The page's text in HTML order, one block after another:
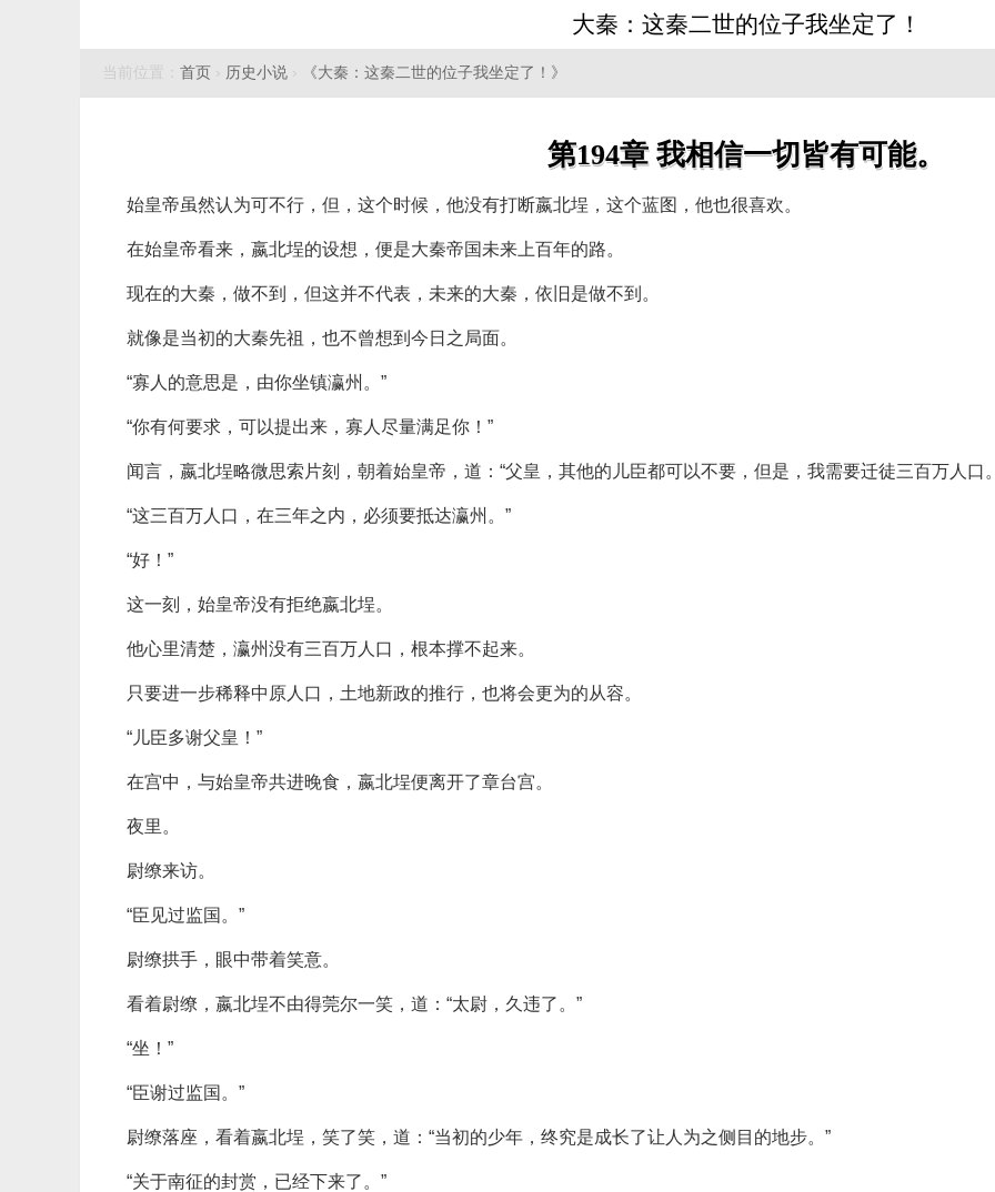
大秦：这秦二世的位子我坐定了！
当前位置： 首页 › 历史小说 › 《大秦：这秦二世的位子我坐定了！》
第194章 我相信一切皆有可能。
始皇帝虽然认为可不行，但，这个时候，他没有打断嬴北埕，这个蓝图，他也很喜欢。
在始皇帝看来，嬴北埕的设想，便是大秦帝国未来上百年的路。
现在的大秦，做不到，但这并不代表，未来的大秦，依旧是做不到。
就像是当初的大秦先祖，也不曾想到今日之局面。
“寡人的意思是，由你坐镇瀛州。”
“你有何要求，可以提出来，寡人尽量满足你！”
闻言，嬴北埕略微思索片刻，朝着始皇帝，道：“父皇，其他的儿臣都可以不要，但是，我需要迁徒三百万人口
“这三百万人口，在三年之内，必须要抵达瀛州。”
“好！”
这一刻，始皇帝没有拒绝嬴北埕。
他心里清楚，瀛州没有三百万人口，根本撑不起来。
只要进一步稀释中原人口，土地新政的推行，也将会更为的从容。
“儿臣多谢父皇！”
在宫中，与始皇帝共进晚食，嬴北埕便离开了章台宫。
夜里。
尉缭来访。
“臣见过监国。”
尉缭拱手，眼中带着笑意。
看着尉缭，嬴北埕不由得莞尔一笑，道：“太尉，久违了。”
“坐！”
“臣谢过监国。”
尉缭落座，看着嬴北埕，笑了笑，道：“当初的少年，终究是成长了让人为之侧目的地步。”
“关于南征的封赏，已经下来了。”